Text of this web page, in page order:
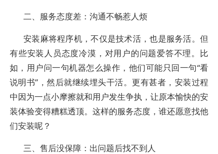
二、服务态度差：沟通不畅惹人烦
安装麻将程序机，不仅是技术活，也是服务活。但
有些安装人员态度冷漠，对用户的问题爱答不理。比
如，用户问一句机器怎么操作，他们可能只回一句“看
说明书”，然后就继续埋头干活。更有甚者，安装过程
中因为一点小摩擦就和用户发生争执，让原本愉快的安
装体验变得糟糕透顶。这样的服务态度，谁还愿意找他
们安装呢？
三、售后没保障：出问题后找不到人